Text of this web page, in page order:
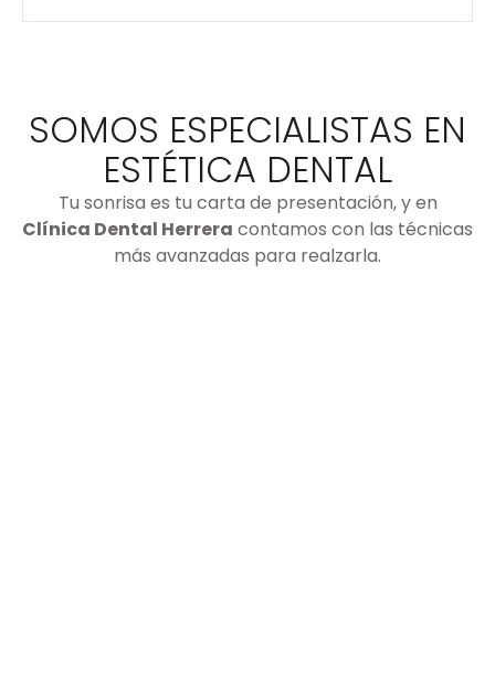
SOMOS ESPECIALISTAS EN
ESTÉTICA DENTAL
Tu sonrisa es tu carta de presentación, y en
Clínica Dental Herrera contamos con las técnicas
más avanzadas para realzarla.